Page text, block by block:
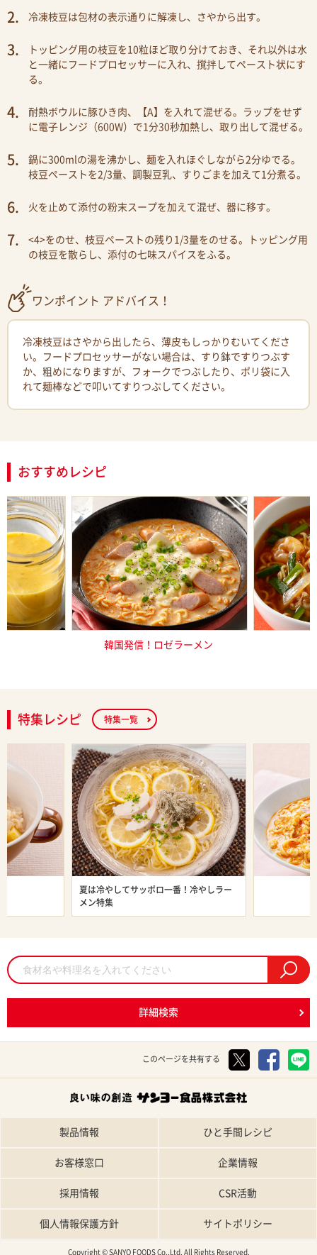
冷凍枝豆は包材の表示通りに解凍し、さやから出す。
トッピング用の枝豆を10粒ほど取り分けておき、それ以外は水
と一緒にフードプロセッサーに入れ、撹拌してペースト状にす
る。
耐熱ボウルに豚ひき肉、【A】を入れて混ぜる。ラップをせず
に電子レンジ（600W）で1分30秒加熱し、取り出して混ぜる。
鍋に300mlの湯を沸かし、麺を入れほぐしながら2分ゆでる。
枝豆ペーストを2/3量、調製豆乳、すりごまを加えて1分煮る。
火を止めて添付の粉末スープを加えて混ぜ、器に移す。
<4>をのせ、枝豆ペーストの残り1/3量をのせる。トッピング用
の枝豆を散らし、添付の七味スパイスをふる。
ワンポイント アドバイス！
冷凍枝豆はさやから出したら、薄皮もしっかりむいてくださ
い。フードプロセッサーがない場合は、すり鉢ですりつぶす
か、粗めになりますが、フォークでつぶしたり、ポリ袋に入
れて麺棒などで叩いてすりつぶしてください。
おすすめレシピ
韓国発信！ロゼラーメン
特集レシピ 特集一覧
夏は冷やしてサッポロ一番！冷やしラー
メン特集
詳細検索
このページを共有する
製品情報 ひと手間レシピ
お客様窓口 企業情報
採用情報 CSR活動
個人情報保護方針 サイトポリシー
Copyright © SANYO FOODS Co.,Ltd. All Rights Reserved.